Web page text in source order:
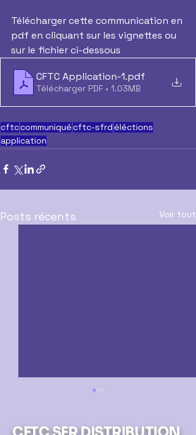
Télécharger cette communication en
pdf en cliquant sur les vignettes ou
sur le fichier ci-dessous
CFTC Application-1.pdf
Télécharger PDF • 1.03MB
cftccommuniquécftc-sfrdéléctions
application
Posts récents Voir tout